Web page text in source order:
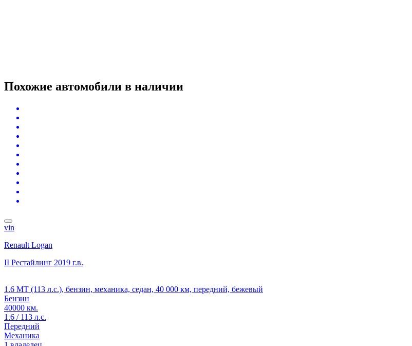
Похожие автомобили в наличии
vin
Renault Logan
II Рестайлинг 2019 г.в.
1.6 MT (113 л.с.), бензин, механика, седан, 40 000 км, передний, бежевый
Бензин
40000 км.
1.6 / 113 л.с.
Передний
Механика